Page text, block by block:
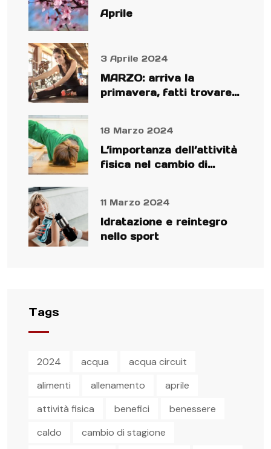
Aprile
3 Aprile 2024
MARZO: arriva la
primavera, fatti trovare
18 Marzo 2024
L’importanza dell’attività
fisica nel cambio di
11 Marzo 2024
Idratazione e reintegro
nello sport
Tags
2024 acqua
acqua circuit
alimenti
allenamento
aprile
attività fisica
benefici
benessere
caldo
cambio di stagione